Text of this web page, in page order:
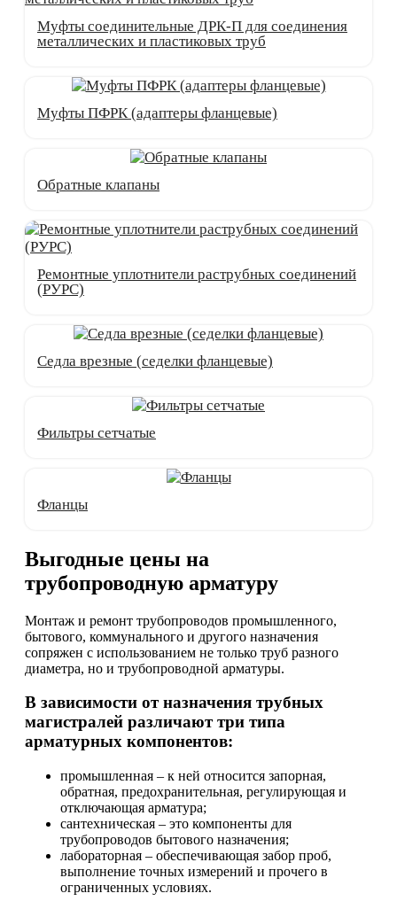
Муфты соединительные ДРК-П для соединения
металлических и пластиковых труб
Муфты ПФРК (адаптеры фланцевые)
Обратные клапаны
Ремонтные уплотнители раструбных соединений
(РУРС)
Седла врезные (седелки фланцевые)
Фильтры сетчатые
Фланцы
Выгодные цены на
трубопроводную арматуру
Монтаж и ремонт трубопроводов промышленного,
бытового, коммунального и другого назначения
сопряжен с использованием не только труб разного
диаметра, но и трубопроводной арматуры.
В зависимости от назначения трубных
магистралей различают три типа
арматурных компонентов:
промышленная – к ней относится запорная,
обратная, предохранительная, регулирующая и
отключающая арматура;
сантехническая – это компоненты для
трубопроводов бытового назначения;
лабораторная – обеспечивающая забор проб,
выполнение точных измерений и прочего в
ограниченных условиях.